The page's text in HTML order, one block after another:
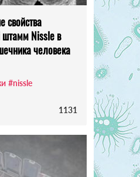
свойства
Nissle в
человека
#nissle
1131